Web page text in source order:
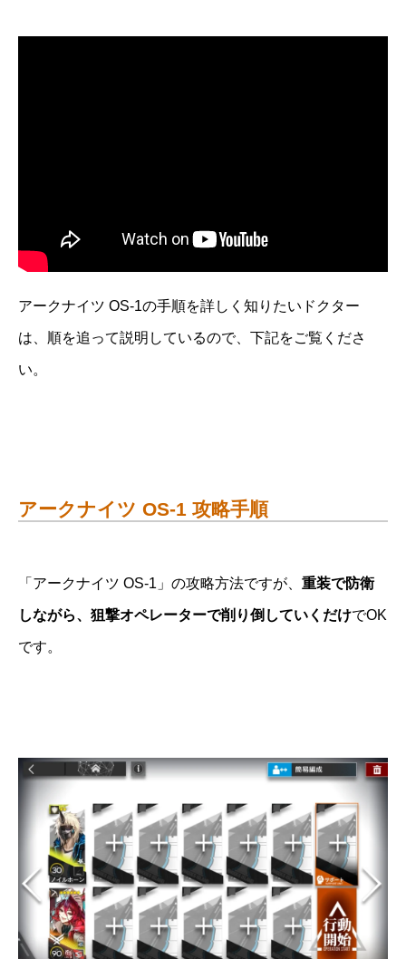
アークナイツ OS-1の手順を詳しく知りたいドクター
は、順を追って説明しているので、下記をご覧くださ
い。
アークナイツ OS-1 攻略手順
「アークナイツ OS-1」の攻略方法ですが、 重装で防衛
しながら、狙撃オペレーターで削り倒していくだけでOK
です。